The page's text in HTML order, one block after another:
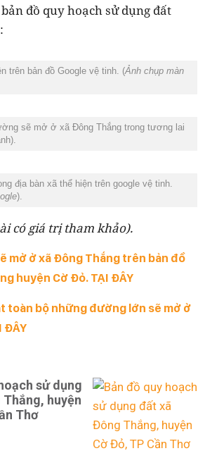
đồ quy hoạch sử dụng đất
trên bản đồ Google vệ tinh. (Ảnh chụp màn
sẽ mở ở xã Đông Thắng trong tương lai
địa bàn xã thể hiện trên google vệ tinh.
).
có giá trị tham khảo).
mở ở xã Đông Thắng trên bản đồ
huyện Cờ Đỏ. TẠI ĐÂY
toàn bộ những đường lớn sẽ mở ở
ĐÂY
sử dụng
huyện
Thơ